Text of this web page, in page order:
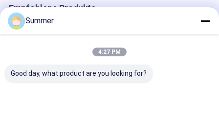
Empfohlene Produkte
Summer
4:27 PM
Good day, what product are you looking for?